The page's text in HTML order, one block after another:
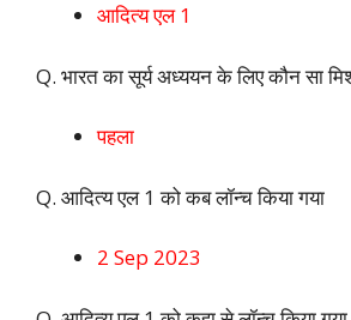
आदित्य एल 1
Q. भारत का सूर्य अध्ययन के लिए कौन सा
पहला
Q. आदित्य एल 1 को कब लॉन्च किया गया
2 Sep 2023